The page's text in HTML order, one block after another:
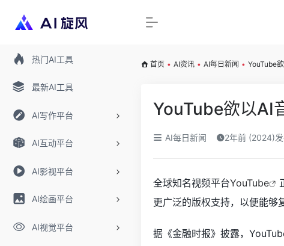
热门AI工具
最新AI工具
AI写作平台
AI互动平台
AI影视平台
AI绘画平台
AI视觉平台
首页 • AI资讯 • AI每日新闻 • YouTube
YouTube欲以AI
AI每日新闻 2年前 (2024)
全球知名视频平台YouTube
更广泛的版权支持，以便能够
据《金融时报》披露，